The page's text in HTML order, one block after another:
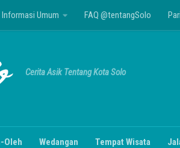
Informasi Umum FAQ @tentangSolo
Cerita Asik Tentang Kota Solo
Oleh Wedangan Tempat Wisata